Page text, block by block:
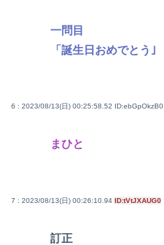
一問目
「誕生日おめでとう｣
6 : 2023/08/13(日) 00:25:58.52 ID:ebGpOkzB0
まひと
7 : 2023/08/13(日) 00:26:10.94 ID:tVtJXAUG0
訂正